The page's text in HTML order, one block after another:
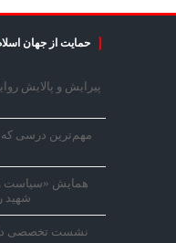
حمایت از جهان
پیرایش و پالایش
مهم‌ترین درسی که
همایش «سیاست
شهید
نشست تخصصی